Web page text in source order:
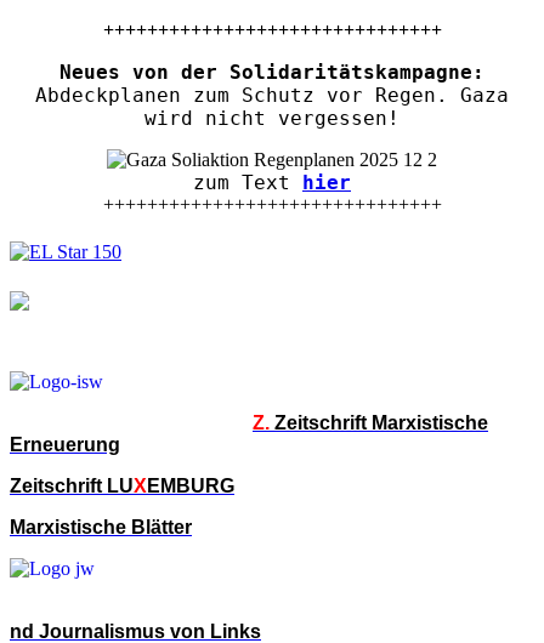
+++++++++++++++++++++++++++++++
Neues von der Solidaritätskampagne:
Abdeckplanen zum Schutz vor Regen. Gaza
wird nicht vergessen!
zum Text hier
+++++++++++++++++++++++++++++++
Z. Zeitschrift Marxistische
Erneuerung
Zeitschrift LUX EMBURG
Marxistische Blätter
nd Journalismus von Links